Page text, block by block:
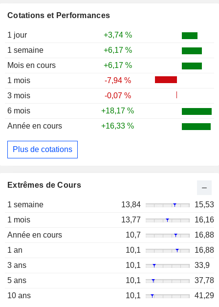
Cotations et Performances
1 jour
+3,74 %
1 semaine
+6,17 %
Mois en cours
+6,17 %
1 mois
-7,94 %
3 mois
-0,07 %
6 mois
+18,17 %
Année en cours
+16,33 %
Plus de cotations
Extrêmes de Cours
1 semaine 13,84
15,53
1 mois
13,77
16,16
Année en cours
10,7
16,88
1 an
10,1
16,88
3 ans
10,1
33,9
5 ans
10,1
37,78
10 ans
10,1 41,29